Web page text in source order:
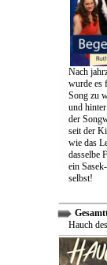
Nach
wurde es
Song zu
und
der
seit der
wie das
dasselbe
ein
selbst!
Hauch